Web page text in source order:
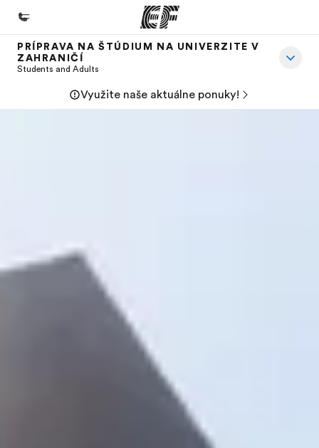
Domov
Kariéra v EF
Staňte sa súčasťou tímu
PRÍPRAVA NA ŠTÚDIUM NA UNIVERZITE V
ZAHRANIČÍ
Students and Adults
Využite naše aktuálne ponuky!